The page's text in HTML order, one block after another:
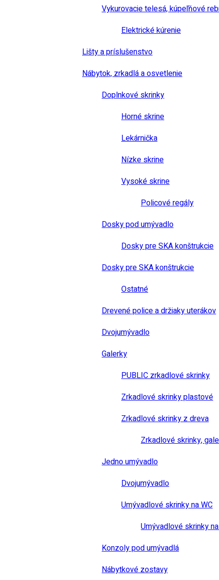
Vykurovacie telesá, kúpeľňové
Elektrické kúrenie
Lišty a príslušenstvo
Nábytok, zrkadlá a osvetlenie
Doplnkové skrinky
Horné skrine
Lekárnička
Nízke skrine
Vysoké skrine
Policové regály
Dosky pod umývadlo
Dosky pre SKA konštrukcie
Dosky pre SKA konštrukcie
Ostatné
Drevené police a držiaky uterákov
Dvojumývadlo
Galerky
PUBLIC zrkadlové skrinky
Zrkadlové skrinky plastové
Zrkadlové skrinky z dreva
Zrkadlové skrinky,
Jedno umývadlo
Dvojumývadlo
Umývadlové skrinky na WC
Umývadlové skrinky
Konzoly pod umývadlá
Nábytkové zostavy